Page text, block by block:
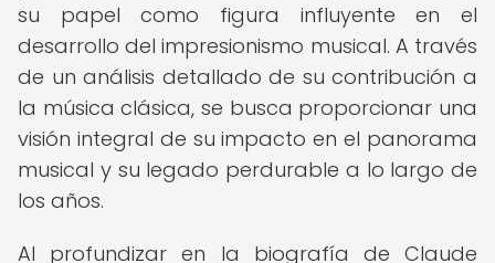
su papel como figura influyente en el
desarrollo del impresionismo musical. A través
de un análisis detallado de su contribución a
la música clásica, se busca proporcionar una
visión integral de su impacto en el panorama
musical y su legado perdurable a lo largo de
los años.
Al profundizar en la biografía de Claude